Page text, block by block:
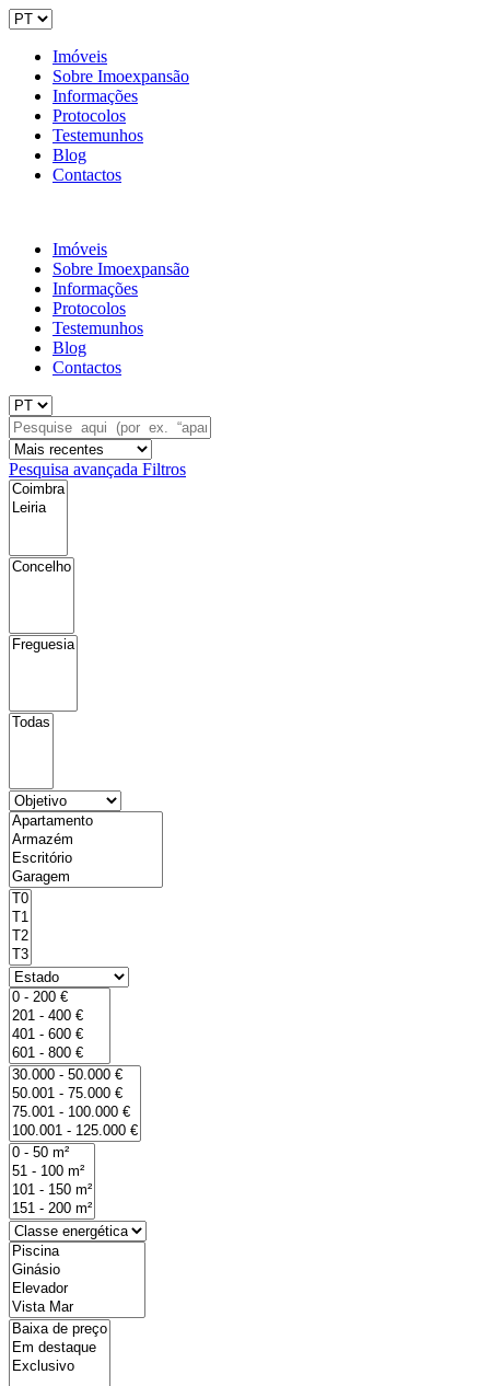
Imóveis
Sobre Imoexpansão
Informações
Protocolos
Testemunhos
Blog
Contactos
Imóveis
Sobre Imoexpansão
Informações
Protocolos
Testemunhos
Blog
Contactos
Pesquisa avançada Filtros